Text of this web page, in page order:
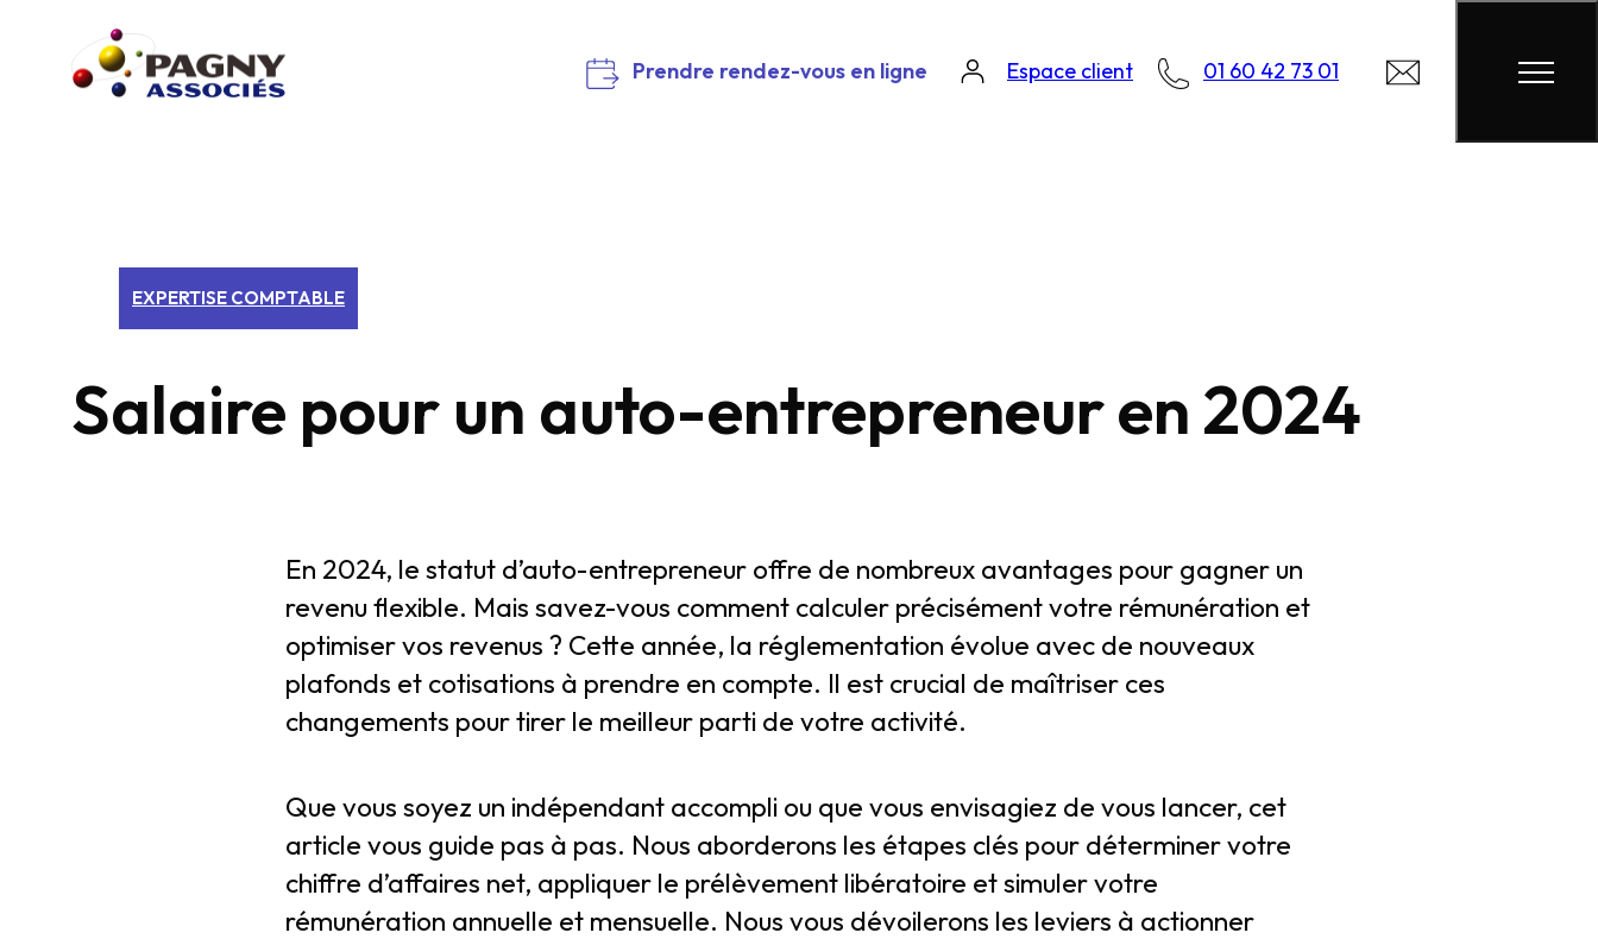
Prendre rendez-vous en ligne Espace client 01 60 42 73 01
EXPERTISE COMPTABLE
Salaire pour un auto-entrepreneur en 2024
En 2024, le statut d’auto-entrepreneur offre de nombreux avantages pour gagner un
revenu flexible. Mais savez-vous comment calculer précisément votre rémunération et
optimiser vos revenus ? Cette année, la réglementation évolue avec de nouveaux
plafonds et cotisations à prendre en compte. Il est crucial de maîtriser ces
changements pour tirer le meilleur parti de votre activité.
Que vous soyez un indépendant accompli ou que vous envisagiez de vous lancer, cet
article vous guide pas à pas. Nous aborderons les étapes clés pour déterminer votre
chiffre d’affaires net, appliquer le prélèvement libératoire et simuler votre
rémunération annuelle et mensuelle. Nous vous dévoilerons les leviers à actionner